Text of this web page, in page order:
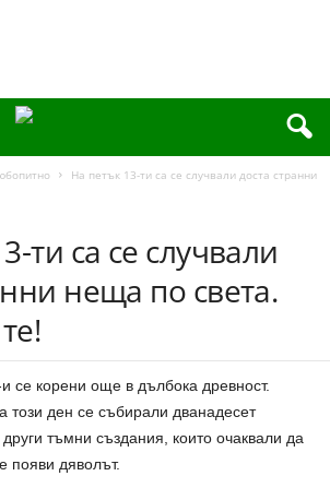
На петък 13-ти са се случвали доста странни
ти са се случвали
неща по света.
се корени още в дълбока древност.
този ден се събирали дванадесет
тъмни създания, които очаквали да
появи дяволът.